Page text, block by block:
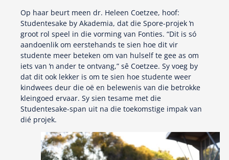
Op haar beurt meen dr. Heleen Coetzee, hoof:
Studentesake by Akademia, dat die Spore-projek ŉ
groot rol speel in die vorming van Fonties. “Dit is só
aandoenlik om eerstehands te sien hoe dit vir
studente meer beteken om van hulself te gee as om
iets van ŉ ander te ontvang,” sê Coetzee. Sy voeg by
dat dit ook lekker is om te sien hoe studente weer
kindwees deur die oë en belewenis van die betrokke
kleingoed ervaar. Sy sien tesame met die
Studentesake-span uit na die toekomstige impak van
dié projek.